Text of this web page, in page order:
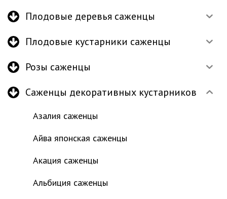
Плодовые деревья саженцы
Плодовые кустарники саженцы
Розы саженцы
Саженцы декоративных кустарников
Азалия саженцы
Айва японская саженцы
Акация саженцы
Альбиция саженцы